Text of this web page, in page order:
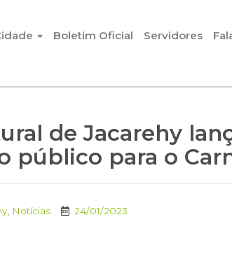
Boletim Oficial Servidores
de Jacarehy
público para o
Notícias 24/01/2023